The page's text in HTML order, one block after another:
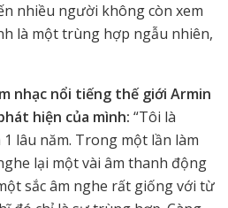
nhiều người không còn xem
là một trùng hợp ngẫu nhiên,
nhạc nổi tiếng thế giới Armin
hiện của mình: “Tôi là
lâu năm. Trong một lần làm
lại một vài âm thanh động
sắc âm nghe rất giống với từ